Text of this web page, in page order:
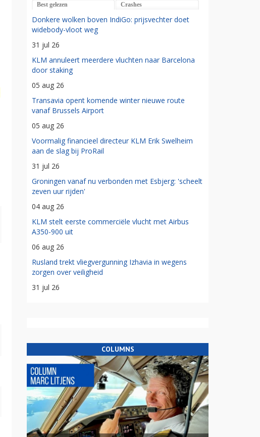
Best gelezen Crashes
Donkere wolken boven IndiGo: prijsvechter doet
widebody-vloot weg
31 jul 26
KLM annuleert meerdere vluchten naar Barcelona
door staking
05 aug 26
Transavia opent komende winter nieuwe route
vanaf Brussels Airport
05 aug 26
Voormalig financieel directeur KLM Erik Swelheim
aan de slag bij ProRail
31 jul 26
Groningen vanaf nu verbonden met Esbjerg: 'scheelt
zeven uur rijden'
04 aug 26
KLM stelt eerste commerciële vlucht met Airbus
A350-900 uit
06 aug 26
Rusland trekt vliegvergunning Izhavia in wegens
zorgen over veiligheid
31 jul 26
COLUMNS